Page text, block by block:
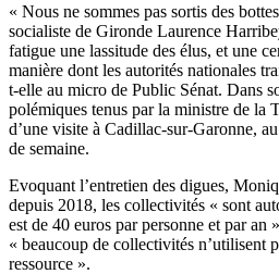
« Nous ne sommes pas sortis des
socialiste de Gironde Laurence
fatigue une lassitude des élus, et une
manière dont les autorités nationales
t-elle au micro de Public Sénat. Dans
polémiques tenus par la ministre de la
d’une visite à Cadillac-sur-Garonne,
de semaine.
Evoquant l’entretien des digues,
depuis 2018, les collectivités « sont
est de 40 euros par personne et par an
« beaucoup de collectivités n’utilisent
ressource ».